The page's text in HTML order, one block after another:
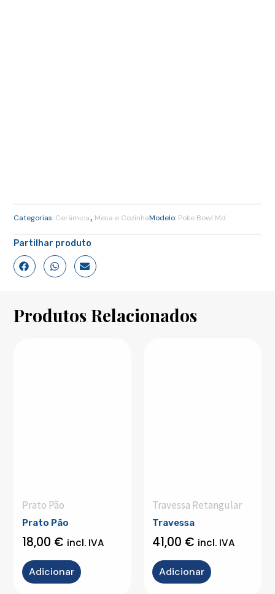
Categorias: Cerâmica, Mesa e CozinhaModelo: Poke Bowl Md
Partilhar produto
Produtos Relacionados
Prato Pão
Prato Pão
18,00 € incl. IVA
Adicionar
Travessa Retangular
Travessa
41,00 € incl. IVA
Adicionar